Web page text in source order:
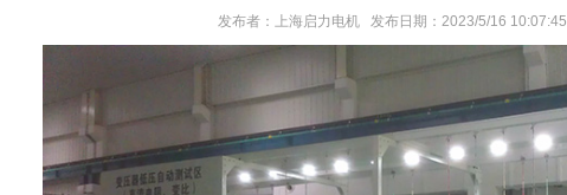
发布者：上海启力电机 发布日期：2023/5/16 10:07:45